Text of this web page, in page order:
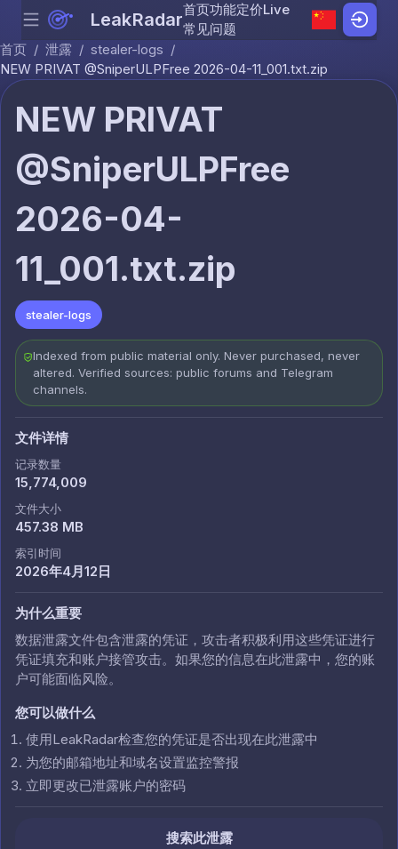
Skip to content
Menu LeakRadar首页功能定价Live
常见问题
首页 / 泄露 / stealer-logs /
NEW PRIVAT @SniperULPFree 2026-04-11_001.txt.zip
NEW PRIVAT
@SniperULPFree
2026-04-
11_001.txt.zip
stealer-logs
Indexed from public material only. Never purchased, never
altered. Verified sources: public forums and Telegram
channels.
文件详情
记录数量
15,774,009
文件大小
457.38 MB
索引时间
2026年4月12日
为什么重要
数据泄露文件包含泄露的凭证，攻击者积极利用这些凭证进行
凭证填充和账户接管攻击。如果您的信息在此泄露中，您的账
户可能面临风险。
您可以做什么
使用LeakRadar检查您的凭证是否出现在此泄露中
为您的邮箱地址和域名设置监控警报
立即更改已泄露账户的密码
搜索此泄露